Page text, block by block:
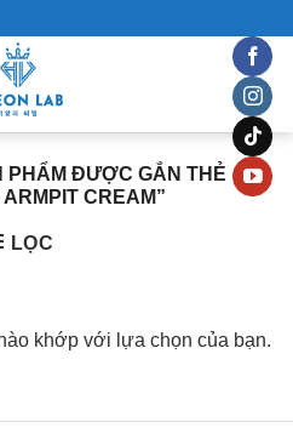
PHẨM ĐƯỢC GẮN THẺ
ARMPIT CREAM”
LỌC
khớp với lựa chọn của bạn.